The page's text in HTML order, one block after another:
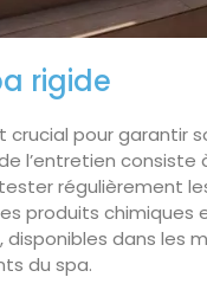
rigide
crucial pour garantir
l’entretien consiste
régulièrement
produits chimiques
dans les
du spa.